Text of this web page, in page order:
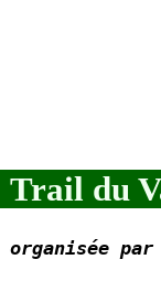
Trail du
organisée